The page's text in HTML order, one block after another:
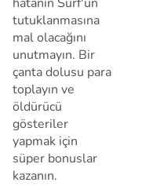
hatanın Surf'ün
tutuklanmasına
mal olacağını
unutmayın. Bir
çanta dolusu para
toplayın ve
öldürücü
gösteriler
yapmak için
süper bonuslar
kazanın.